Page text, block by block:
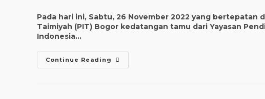
Pada hari ini, Sabtu, 26 November 2022 yang bertepatan
Taimiyah (PIT) Bogor kedatangan tamu dari Yayasan
Indonesia…
Continue Reading